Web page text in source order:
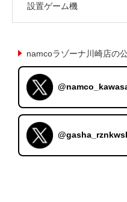
設置ゲーム機
namcoラゾーナ川崎店の